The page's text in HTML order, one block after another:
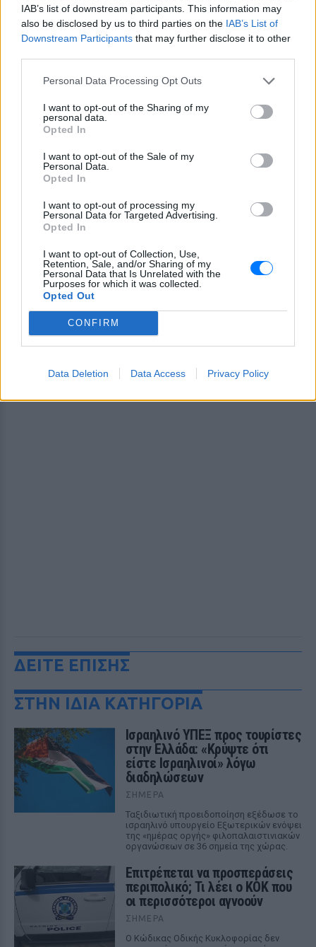
IAB’s list of downstream participants. This information may
also be disclosed by us to third parties on the IAB’s List of
Downstream Participants that may further disclose it to other
Personal Data Processing Opt Outs
I want to opt-out of the Sharing of my
personal data.
Opted In
I want to opt-out of the Sale of my
Personal Data.
Opted In
I want to opt-out of processing my
Personal Data for Targeted Advertising.
Opted In
I want to opt-out of Collection, Use,
Retention, Sale, and/or Sharing of my
Personal Data that Is Unrelated with the
Purposes for which it was collected.
Opted Out
CONFIRM
Data Deletion Data Access Privacy Policy
και μάθετε πρώτοιτα πιο hot νέα.
ειδήσεωντου E-Daily.gr
Ακολουθήστε το E-Radio.gr και στο Instagram
ΔΕΙΤΕ ΕΠΙΣΗΣ
ΣΤΗΝ ΙΔΙΑ ΚΑΤΗΓΟΡΙΑ
Ισραηλινό ΥΠΕΞ προς τουρίστες
στην Ελλάδα: «Κρύψτε ότι
είστε Ισραηλινοί» λόγω
διαδηλώσεων
ΣΉΜΕΡΑ
Ταξιδιωτική προειδοποίηση εξέδωσε το
ισραηλινό υπουργείο Εξωτερικών ενόψει
της «ημέρας οργής» φιλοπαλαιστινιακών
οργανώσεων σε 36 σημεία της χώρας.
Επιτρέπεται να προσπεράσεις
περιπολικό; Τι λέει ο ΚΟΚ που
οι περισσότεροι αγνοούν
ΣΉΜΕΡΑ
Ο Κώδικας Οδικής Κυκλοφορίας δεν